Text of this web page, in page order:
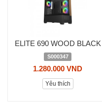
ELITE 690 WOOD BLACK
S000347
1.280.000 VND
Yêu thích